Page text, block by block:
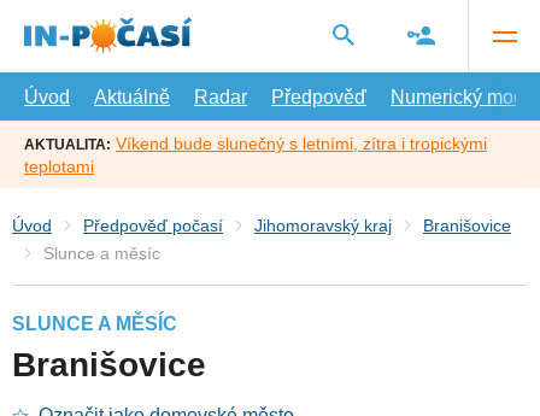
hlavní
Úvod
Aktuálně Radar Předpověď Numerický model
AKTUALITA: Víkend bude slunečný s letními, zítra i tropickými
teplotami
Úvod Předpověď počasí Jihomoravský kraj
Branišovice
Slunce a měsíc
SLUNCE A MĚSÍC
Branišovice